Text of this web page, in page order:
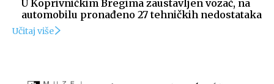
U Koprivničkim Bregima zaustavljen vozač, na
automobilu pronađeno 27 tehničkih nedostataka
Učitaj više